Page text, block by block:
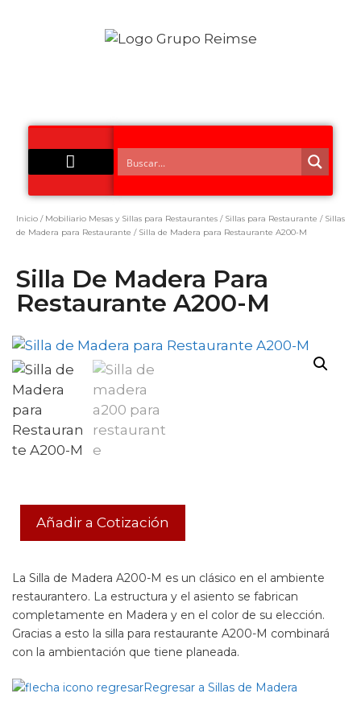
Inicio / Mobiliario Mesas y Sillas para Restaurantes / Sillas para Restaurante / Sillas
de Madera para Restaurante / Silla de Madera para Restaurante A200-M
Silla De Madera Para
Restaurante A200-M
Añadir a Cotización
La Silla de Madera A200-M es un clásico en el ambiente
restaurantero. La estructura y el asiento se fabrican
completamente en Madera y en el color de su elección.
Gracias a esto la silla para restaurante A200-M combinará
con la ambientación que tiene planeada.
Regresar a Sillas de Madera